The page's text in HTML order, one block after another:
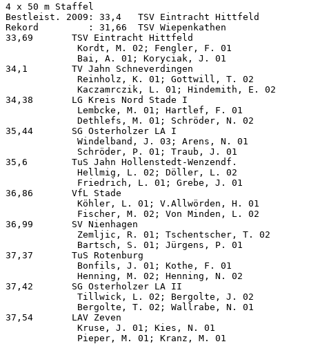
4 x 50 m Staffel
Bestleist. 2009: 33,4   TSV Eintracht Hittfeld
Rekord         : 31,66  TSV Wiepenkathen
33,69       TSV Eintracht Hittfeld
Kordt, M.
             Bai, A. 01; Koryciak, J. 01
34,1        TV Jahn Schneverdingen
Reinholz, K.
             Kaczamrczik, L. 01; Hindemith, E. 02
34,38       LG Kreis Nord Stade I
Lembcke, M.
             Dethlefs, M. 01; Schröder, N. 02
35,44       SG Osterholzer LA I
Windelband,
             Schröder, P. 01; Traub, J. 01
35,6        TuS Jahn Hollenstedt-Wenzendf.
Hellmig, L.
             Friedrich, L. 01; Grebe, J. 01
36,86       VfL Stade
Köhler, L. 01;
             Fischer, M. 02; Von Minden, L. 02
36,99       SV Nienhagen
Zemljic, R. 01;
             Bartsch, S. 01; Jürgens, P. 01
37,37       TuS Rotenburg
Bonfils, J.
             Henning, M. 02; Henning, N. 02
37,42       SG Osterholzer LA II
Tillwick, L.
             Bergolte, T. 02; Wallrabe, N. 01
37,54       LAV Zeven
Kruse, J.
             Pieper, M. 01; Kranz, M. 01